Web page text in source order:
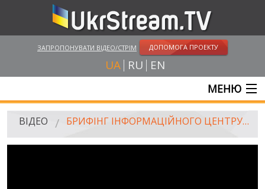
ЗАПРОПОНУВАТИ ВІДЕО/СТРІМ ДОПОМОГА ПРОЕКТУ
UA RU EN
МЕНЮ
ГОЛОВНА
ВІДЕО БРИФІНГ ІНФОРМАЦІЙНОГО ЦЕНТРУ РНБО, 18.07.2014